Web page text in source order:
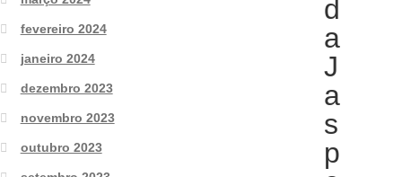
fevereiro 2024
janeiro 2024
dezembro 2023
novembro 2023
outubro 2023
d
a
J
a
s
p